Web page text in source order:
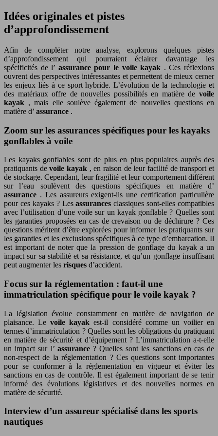
Idées originales et pistes
d’approfondissement
Afin de compléter notre analyse, explorons quelques pistes
d’approfondissement qui pourraient éclairer davantage les
spécificités de l’ assurance pour le voile kayak . Ces réflexions
ouvrent des perspectives intéressantes et permettent de mieux cerner
les enjeux liés à ce sport hybride. L’évolution de la technologie et
des matériaux offre de nouvelles possibilités en matière de voile
kayak , mais elle soulève également de nouvelles questions en
matière d’ assurance .
Zoom sur les assurances spécifiques pour les kayaks
gonflables à voile
Les kayaks gonflables sont de plus en plus populaires auprès des
pratiquants devoile kayak , en raison de leur facilité de transport et
de stockage. Cependant, leur fragilité et leur comportement différent
sur l’eau soulèvent des questions spécifiques en matière d’
assurance . Les assureurs exigent-ils une certification particulière
pour ces kayaks ? Lesassurancesclassiques sont-elles compatibles
avec l’utilisation d’une voile sur un kayak gonflable ? Quelles sont
les garanties proposées en cas de crevaison ou de déchirure ? Ces
questions méritent d’être explorées pour informer les pratiquants sur
les garanties et les exclusions spécifiques à ce type d’embarcation. Il
est important de noter que la pression de gonflage du kayak a un
impact sur sa stabilité et sa résistance, et qu’un gonflage insuffisant
peut augmenter les risques d’accident.
Focus sur la réglementation : faut-il une
immatriculation spécifique pour le voile kayak ?
La législation évolue constamment en matière de navigation de
plaisance. Levoile kayakest-il considéré comme un voilier en
termes d’immatriculation ? Quelles sont les obligations du pratiquant
en matière de sécurité et d’équipement ? L’immatriculation a-t-elle
un impact sur l’ assurance ? Quelles sont les sanctions en cas de
non-respect de la réglementation ? Ces questions sont importantes
pour se conformer à la réglementation en vigueur et éviter les
sanctions en cas de contrôle. Il est également important de se tenir
informé des évolutions législatives et des nouvelles normes en
matière de sécurité.
Interview d’un assureur spécialisé dans les sports
nautiques